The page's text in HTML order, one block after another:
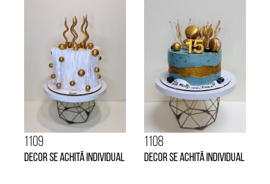
1109
Decor se achită individual
1108
Decor se achită individual